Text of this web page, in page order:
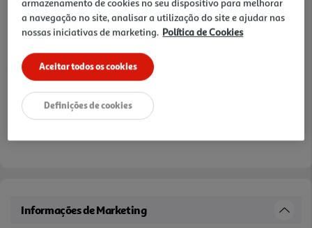
Informações de Marketing
armazenamento de cookies no seu dispositivo para melhorar
a navegação no site, analisar a utilização do site e ajudar nas
nossas iniciativas de marketing. Política de Cookies
Aceitar todos os cookies
Definições de cookies